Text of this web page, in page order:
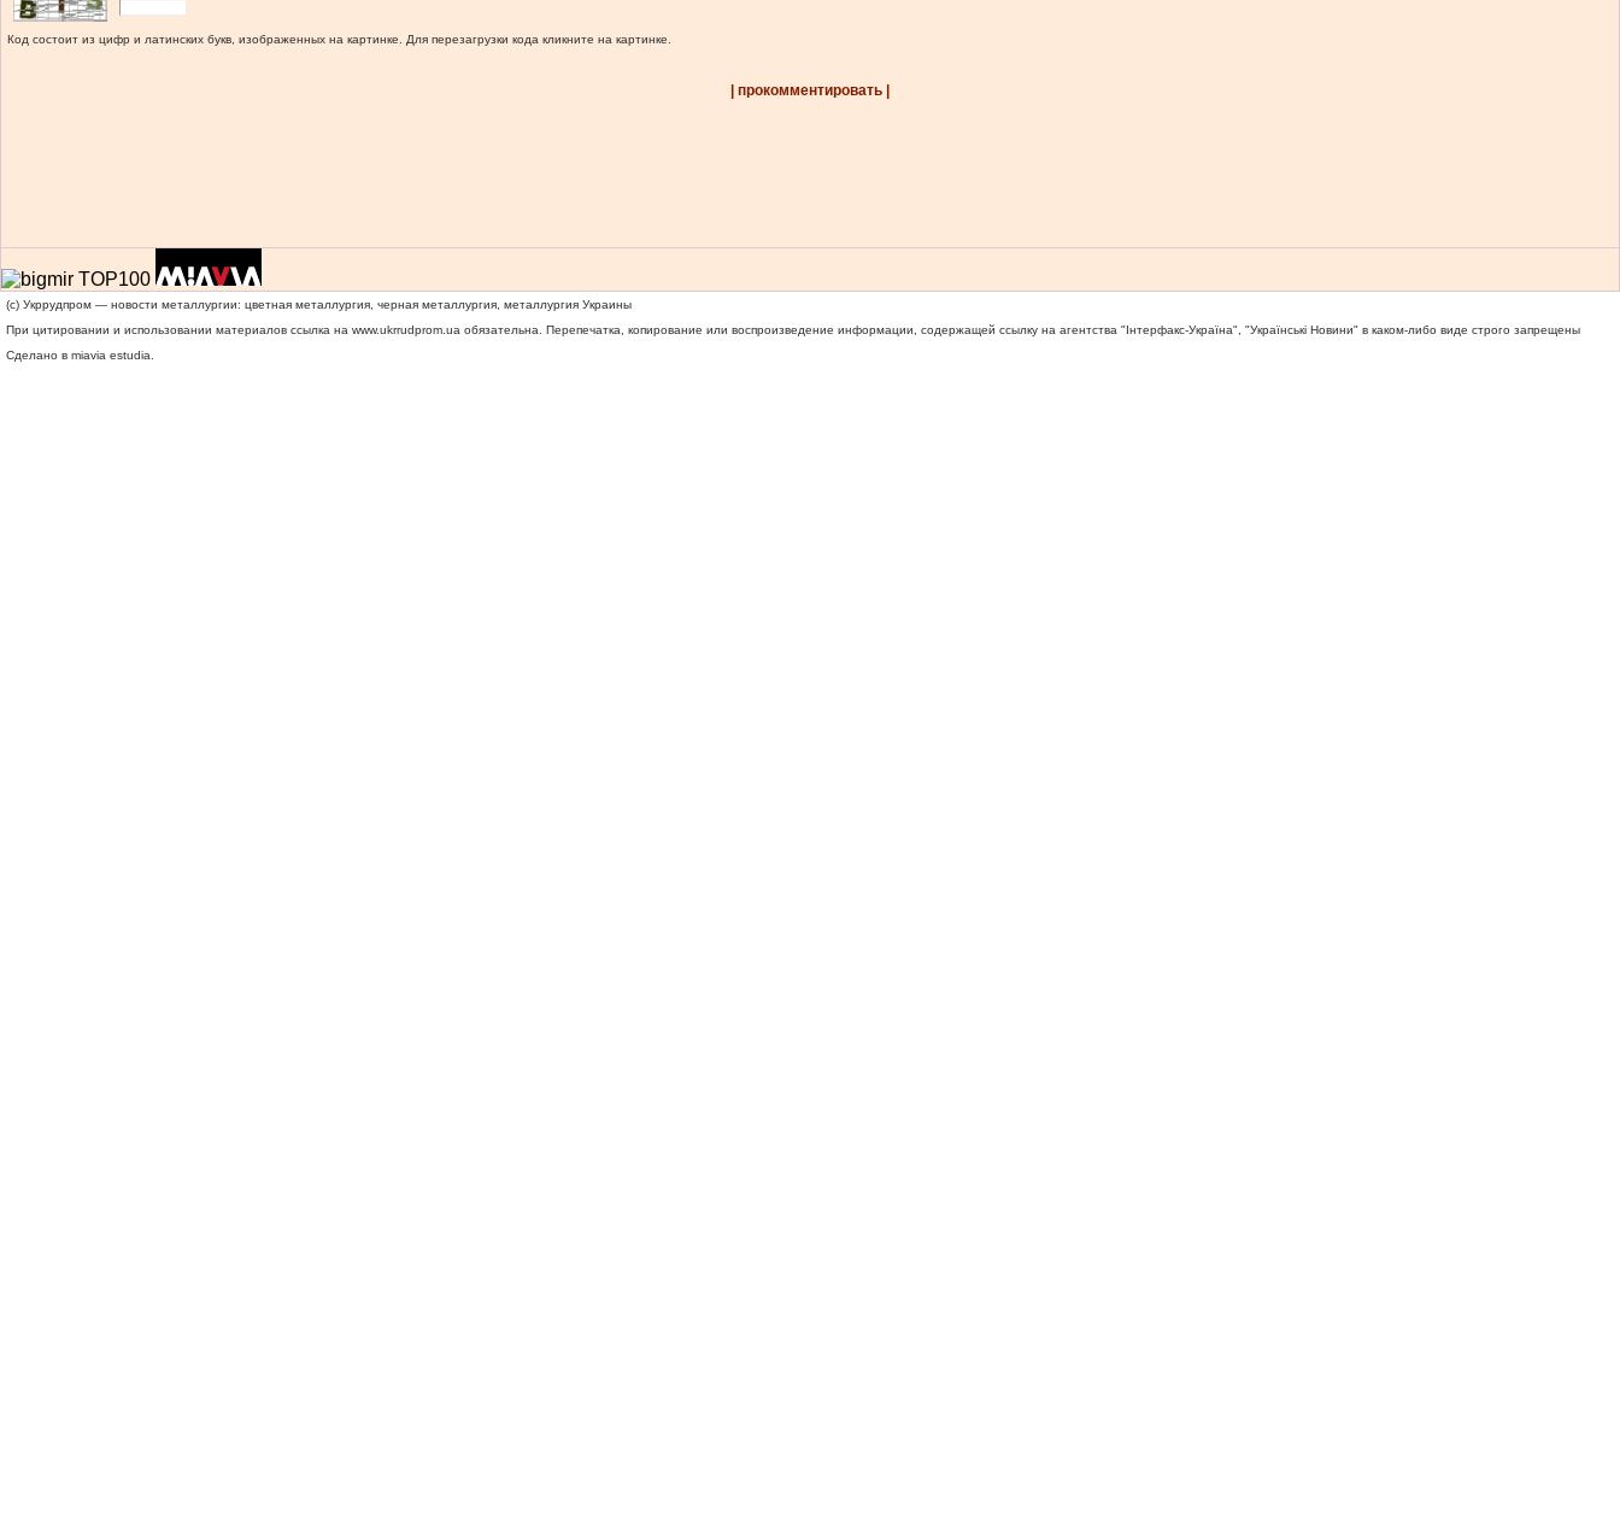
Код состоит из цифр и латинских букв, изображенных на картинке. Для перезагрузки кода кликните на картинке.
| прокомментировать |
(c) Укррудпром — новости металлургии: цветная металлургия, черная металлургия, металлургия Украины
При цитировании и использовании материалов ссылка на www.ukrrudprom.ua обязательна. Перепечатка, копирование или воспроизведение информации, содержащей ссылку на агентства "Iнтерфакс-Україна", "Українськi Новини" в каком-либо виде строго запрещены
Сделано в miavia estudia.